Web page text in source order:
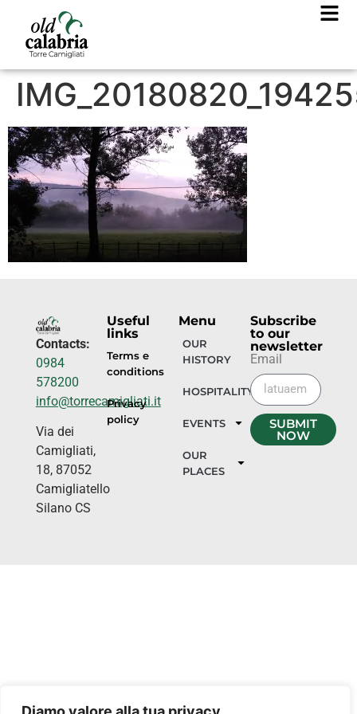
Contacts:
0984
578200
info@torrecamigliati.it
Via dei
Camigliati,
18, 87052
Camigliatello
Silano CS
Useful
links
Terms e
conditions
Privacy
policy
Menu
OUR
HISTORY
HOSPITALITY
EVENTS
OUR
PLACES
Subscribe
to our
newsletter
Email
SUBMIT
NOW